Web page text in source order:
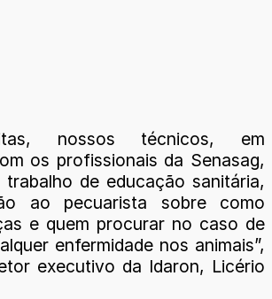
nossos técnicos, em
os profissionais da Senasag,
de educação sanitária,
ao pecuarista sobre como
e quem procurar no caso de
enfermidade nos animais”,
executivo da Idaron, Licério